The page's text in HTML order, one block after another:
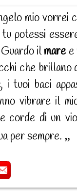
mio vorrei
potessi
ilmaree
che brillano
i tuoi baci
vibrare il
corde di un
per sempre.